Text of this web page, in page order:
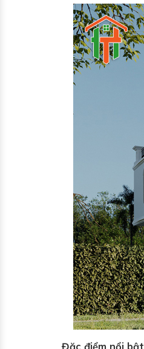
Đặc điểm nổi bật